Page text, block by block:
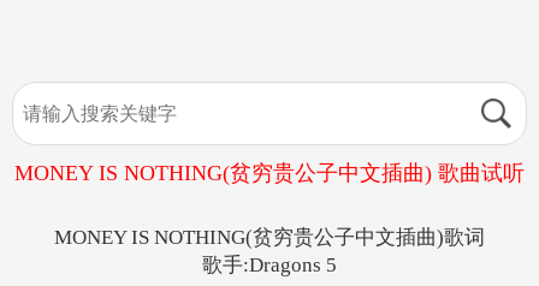
MONEY IS NOTHING(贫穷贵公子中文插曲) 歌曲试听
MONEY IS NOTHING(贫穷贵公子中文插曲)歌词
歌手:Dragons 5